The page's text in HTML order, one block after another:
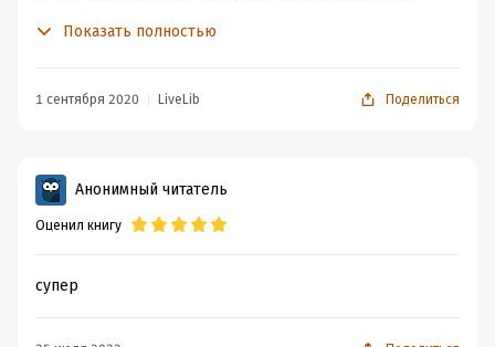
не думал он,что в незнакомом большом городе их
стало,но если так подумать-то они сам виноват в
том,что с ним случилось.За все надо платить.Но все же
очень жаль,что в конце концов он опустился на дно...
о ценности «американской мечты». Керри, добившись
Показать полностью
1 сентября 2020 LiveLib Поделиться
Анонимный читатель
Оценил книгу
супер